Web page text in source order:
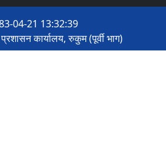
04-21 13:32:39
कार्यालय, रुकुम (पूर्वी भाग)